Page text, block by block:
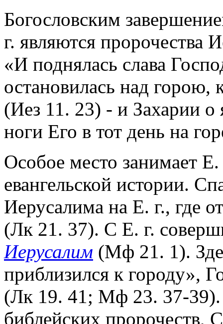
Богословским
г. являются пророчества
«И поднялась слава
остановилась над горою,
(Иез 11. 23) - и Захарии
ноги Его в тот день на
Особое место занимает
евангельской истории.
Иерусалима на Е. г., где
(Лк 21. 37). С Е. г.
Иерусалим (Мф 21. 1).
приблизился к городу»,
(Лк 19. 41; Мф 23. 37-39).
библейских пророчеств,